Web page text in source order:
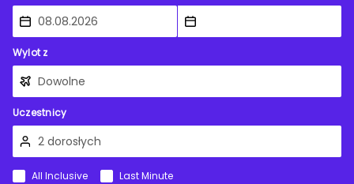
Wylot z
Uczestnicy
All Inclusive Last Minute